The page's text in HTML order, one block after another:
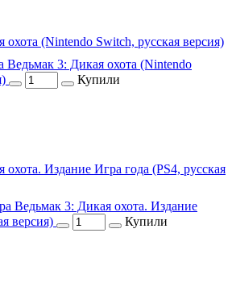
(Nintendo Switch, русская версия)
Ведьмак 3: Дикая охота (Nintendo
Купили
Издание Игра года (PS4, русская
Ведьмак 3: Дикая охота. Издание
версия)
Купили